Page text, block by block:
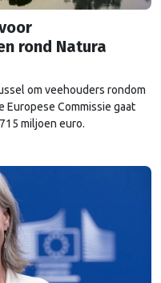
rond Natura
om veehouders rondom
Europese Commissie gaat
miljoen euro.